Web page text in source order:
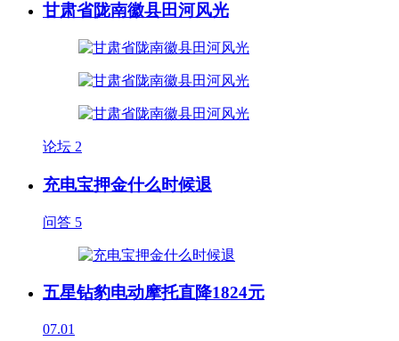
甘肃省陇南徽县田河风光
论坛 2
充电宝押金什么时候退
问答 5
五星钻豹电动摩托直降1824元
07.01